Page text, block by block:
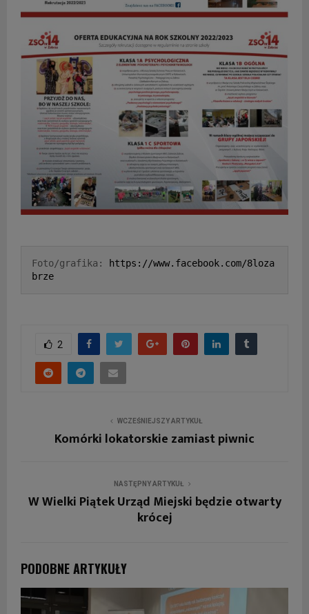
Foto/grafika:
https://www.facebook.com/8loza
brze
2
WCZEŚNIEJSZY ARTYKUŁ
Komórki lokatorskie zamiast piwnic
NASTĘPNY ARTYKUŁ
W Wielki Piątek Urząd Miejski będzie otwarty
krócej
PODOBNE ARTYKUŁY